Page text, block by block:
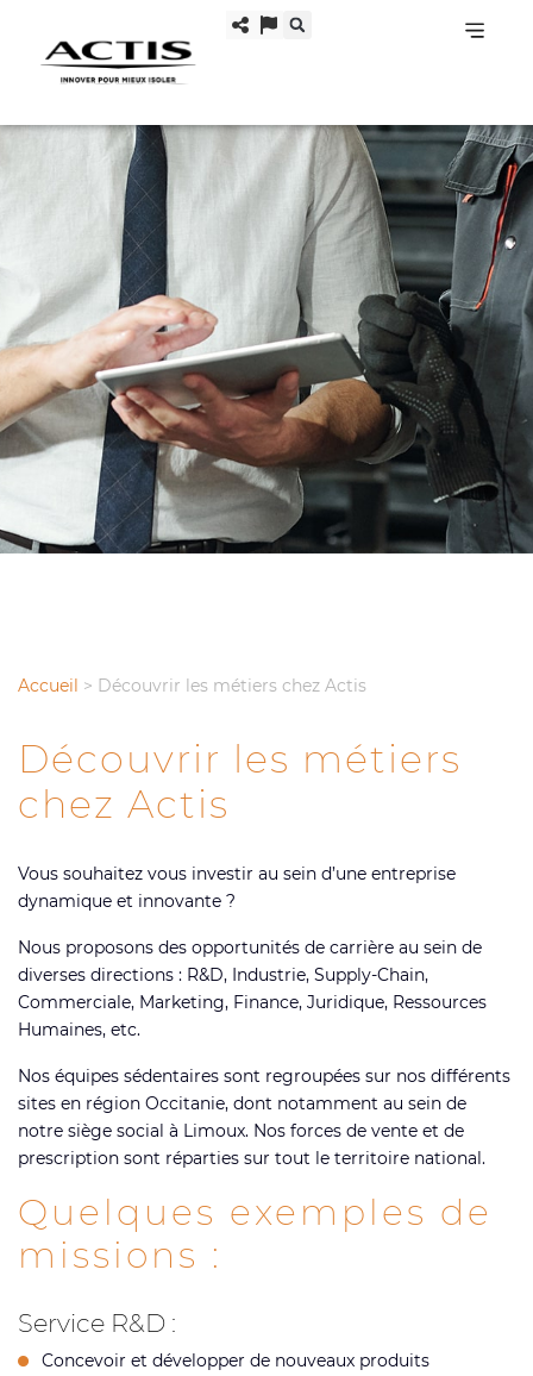
Accueil > Découvrir les métiers chez Actis
Découvrir les métiers
chez Actis
Vous souhaitez vous investir au sein d’une entreprise
dynamique et innovante ?
Nous proposons des opportunités de carrière au sein de
diverses directions : R&D, Industrie, Supply-Chain,
Commerciale, Marketing, Finance, Juridique, Ressources
Humaines, etc.
Nos équipes sédentaires sont regroupées sur nos différents
sites en région Occitanie, dont notamment au sein de
notre siège social à Limoux. Nos forces de vente et de
prescription sont réparties sur tout le territoire national.
Quelques exemples de
missions :
Service R&D :
Concevoir et développer de nouveaux produits